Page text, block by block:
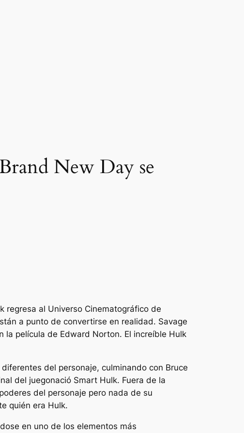
New Day se
regresa al Universo Cinematográfico de
a punto de convertirse en realidad. Savage
la película de Edward Norton. El increíble Hulk
del personaje, culminando con Bruce
del juegonació Smart Hulk. Fuera de la
del personaje pero nada de su
quién era Hulk.
en uno de los elementos más